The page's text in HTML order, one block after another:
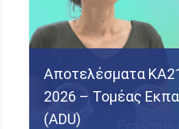
Αποτελέσματα
2026 – Τομέας
(ADU)